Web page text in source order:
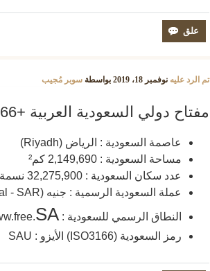
تم الرد عليه نوفمبر 18، 2019 بواسطةسوبر مُجيب
مفتاح دولي السعودية العربية +966
عاصمة السعودية : الرياض (Riyadh)
مساحة السعودية : 2,149,690 كم²
عدد سكان السعودية : 32,275,900 نسمة
عملة السعودية الرسمية : جنيه (Rial - SAR)
النطاق الرسمي للسعودية : www.free.SA
رمز السعودية (ISO3166) الأيزو : SAU